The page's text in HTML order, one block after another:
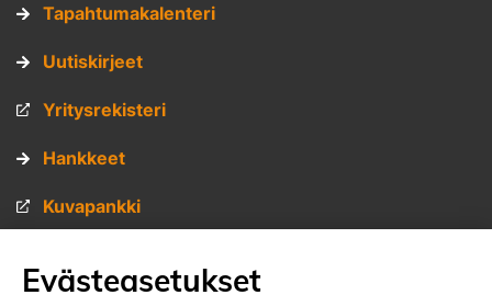
Tapahtumakalenteri
Uutiskirjeet
Yritysrekisteri
Hankkeet
Kuvapankki
Evästeasetukset